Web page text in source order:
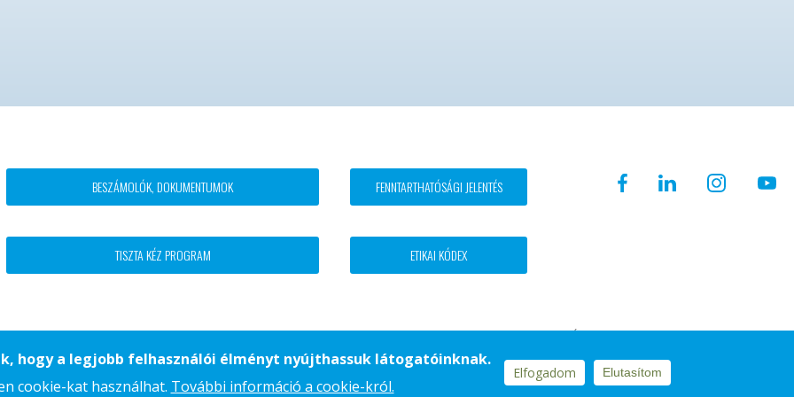
Footer
block
menü
BESZÁMOLÓK, DOKUMENTUMOK FENNTARTHATÓSÁGI JELENTÉS
TISZTA KÉZ PROGRAM ETIKAI KÓDEX
IMPRESSZUM KAPCSOLAT
Copyright © 2018 - 2026 KÉSZ Csoport. Minden jog fenntartva
hogy a legjobb felhasználói élményt nyújthassuk látogatóinknak.
cookie-kat használhat. További információ a cookie-król.
Elfogadom Elutasítom